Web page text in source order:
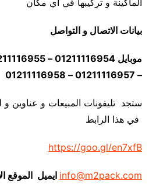
الماكينة و تركيبها في اي مكان
بيانات الاتصال و التواصل
– 01211116957 – 01211116958
ستجد تليفونات المبيعات و عناوين
في هذا الرابط
https://goo.gl/en7xfB
info@m2pack.com ايميل الموقع